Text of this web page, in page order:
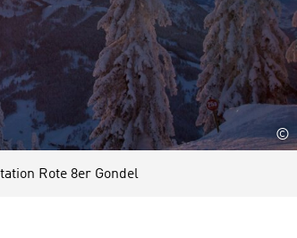
©
Rote 8er Gondel